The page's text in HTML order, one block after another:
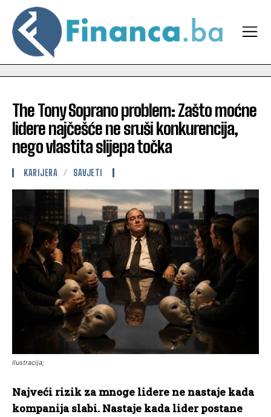
The Tony Soprano problem: Zašto moćne
lidere najčešće ne sruši konkurencija,
nego vlastita slijepa točka
KARIJERA SAVJETI
Ilustracija;
Najveći rizik za mnoge lidere ne nastaje kada
kompanija slabi. Nastaje kada lider postane